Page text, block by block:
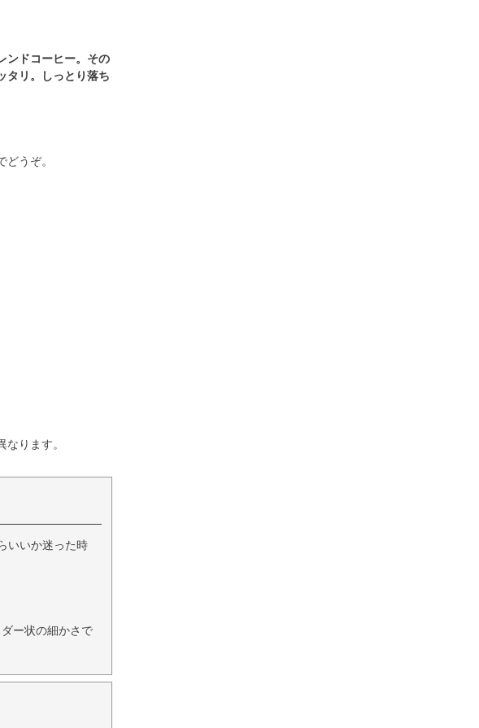
ンドコーヒー。その
タリ。しっとり落ち
うぞ。
ります。
いいか迷った時
ー状の細かさで